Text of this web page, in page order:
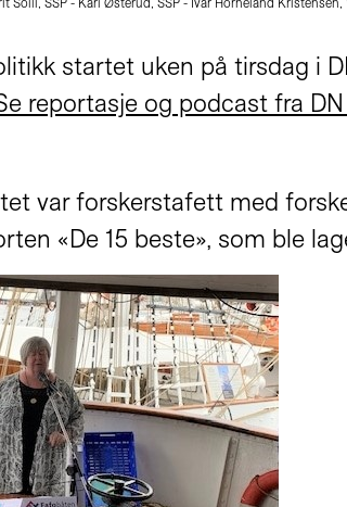
startet uken på tirsdag i
reportasje og podcast fra DN
var forskerstafett med
«De 15 beste», som ble